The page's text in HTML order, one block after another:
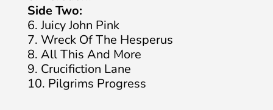
Side Two:
6. Juicy John Pink
7. Wreck Of The Hesperus
8. All This And More
9. Crucifiction Lane
10. Pilgrims Progress